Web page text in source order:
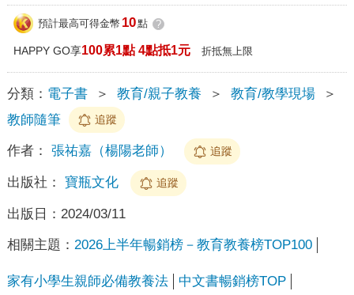
預計最高可得金幣 10點 ?
HAPPY GO享100累1點 4點抵1元 折抵無上限
分類： 電子書 ＞ 教育/親子教養 ＞ 教育/教學現場
＞
教師隨筆
追蹤
作者： 張祐嘉（楊陽老師） 追蹤
出版社： 寶瓶文化 追蹤
出版日： 2024/03/11
相關主題： 2026上半年暢銷榜－教育教養榜TOP100
家有小學生親師必備教養法 中文書暢銷榜TOP